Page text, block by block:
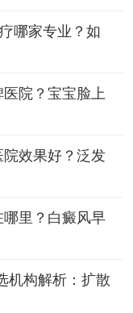
哪家专业？如
院？宝宝脸上
效果好？泛发
里？白癜风早
机构解析：扩散